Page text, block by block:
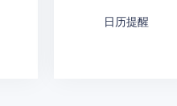
日历提醒